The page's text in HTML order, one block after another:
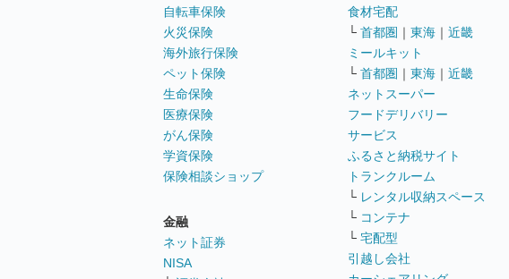
自転車保険
火災保険
海外旅行保険
ペット保険
生命保険
医療保険
がん保険
学資保険
保険相談ショップ
金融
ネット証券
NISA
食材宅配
└ 首都圏 ｜ 東海 ｜ 近畿
ミールキット
└ 首都圏 ｜ 東海 ｜ 近畿
ネットスーパー
フードデリバリー
サービス
ふるさと納税サイト
トランクルーム
└ レンタル収納スペース
└ コンテナ
└ 宅配型
引越し会社